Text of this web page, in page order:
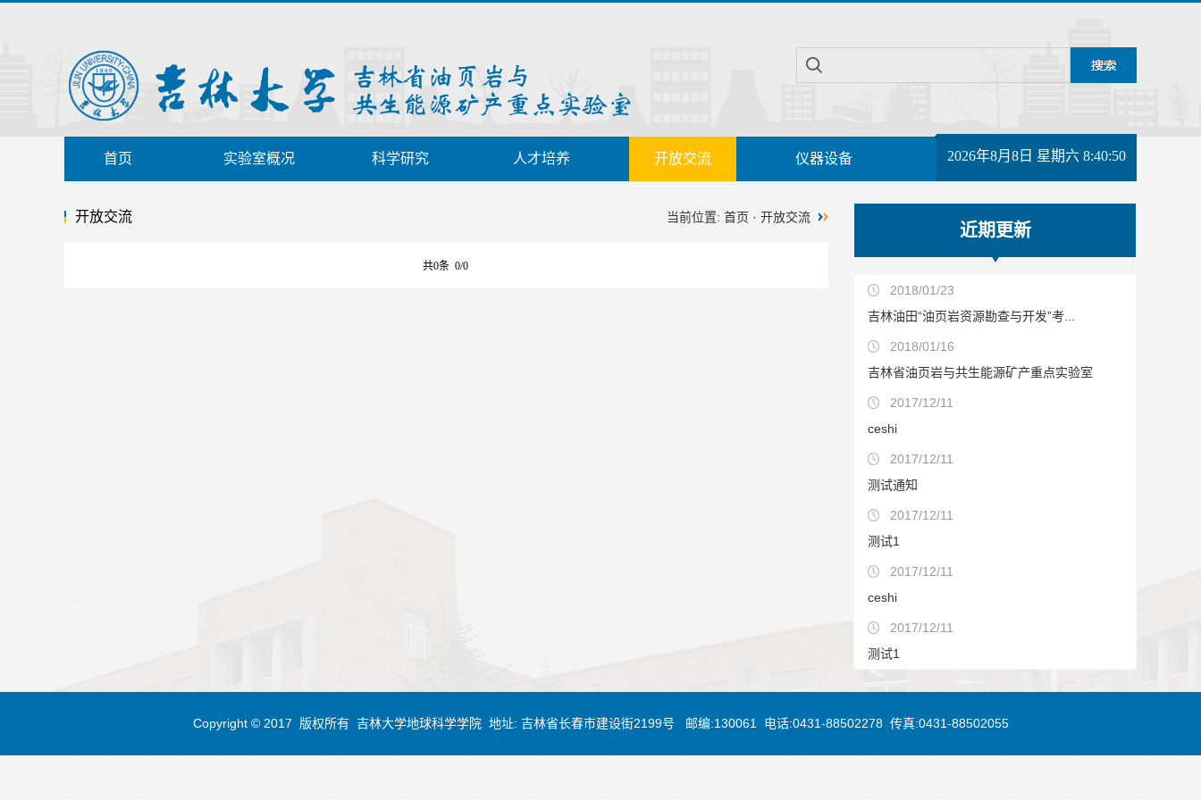
2026年8月8日 星期六 8:40:50
首页 实验室概况 科学研究 人才培养 开放交流 仪器设备
近期更新
2018/01/23
吉林油田“油页岩资源勘查与开发”考...
2018/01/16
吉林省油页岩与共生能源矿产重点实验室
2017/12/11
ceshi
2017/12/11
测试通知
2017/12/11
测试1
2017/12/11
ceshi
2017/12/11
测试1
当前位置: 首页 · 开放交流
开放交流
共0条 0/0
Copyright © 2017 版权所有 吉林大学地球科学学院 地址: 吉林省长春市建设街2199号 邮编:130061 电话:0431-88502278 传真:0431-88502055